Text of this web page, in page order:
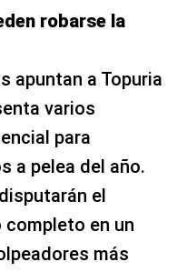
robarse la
apuntan a Topuria
varios
para
a pelea del año.
el
en un
más